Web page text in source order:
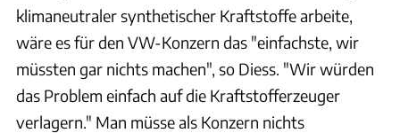
klimaneutraler synthetischer Kraftstoffe arbeite,
wäre es für den VW-Konzern das "einfachste, wir
müssten gar nichts machen", so Diess. "Wir würden
das Problem einfach auf die Kraftstofferzeuger
verlagern." Man müsse als Konzern nichts